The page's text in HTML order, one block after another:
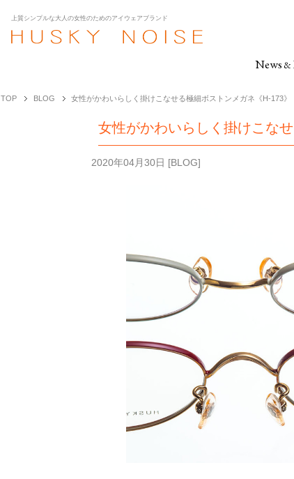
上質シンプルな大人の女性のためのアイウェアブランド
News &
TOP BLOG 女性がかわいらしく掛けこなせる極細ボストンメガネ《H-173》
女性がかわいらしく掛けこな
2020年04月30日 [BLOG]